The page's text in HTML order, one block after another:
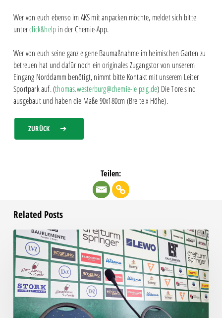
Wer von euch ebenso im AKS mit anpacken möchte, meldet sich bitte
unterclick&helpin der Chemie-App.
Wer von euch seine ganz eigene Baumaßnahme im heimischen Garten zu
betreuen hat und dafür noch ein originales Zugangstor von unserem
Eingang Norddamm benötigt, nimmt bitte Kontakt mit unserem Leiter
Sportpark auf. (thomas.westerburg@chemie-leipzig.de) Die Tore sind
ausgebaut und haben die Maße 90x180cm (Breite x Höhe).
ZURÜCK
Teilen:
Related Posts
Pressegespräch
vor
RSV
Eintracht
1949
–
Chemie